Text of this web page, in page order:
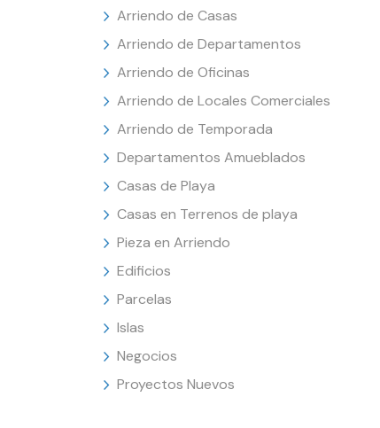
Arriendo de Casas
Arriendo de Departamentos
Arriendo de Oficinas
Arriendo de Locales Comerciales
Arriendo de Temporada
Departamentos Amueblados
Casas de Playa
Casas en Terrenos de playa
Pieza en Arriendo
Edificios
Parcelas
Islas
Negocios
Proyectos Nuevos